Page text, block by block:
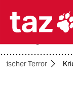

Terror